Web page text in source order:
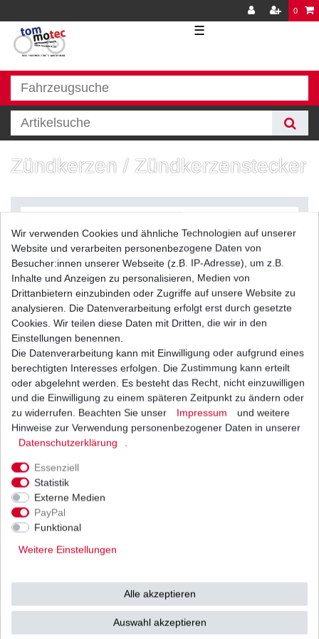
0
☰
Zündkerzen / Zündkerzenstecker
Filter
Zündkerze NGK CPR8E CPR 8 E
UVP 12,41 € 8,68 € *
1 Stück | 8,68 € / Stück
inkl. ges. MwSt. zzgl.
Versand
Ab einem Warenwert von
500 Euro versenden wir
53783 Eitorf (
unbedingt Termin
Wir verwenden Cookies und ähnliche Technologien auf unserer
Website und verarbeiten personenbezogene Daten von
Besucher:innen unserer Webseite (z.B. IP-Adresse), um z.B.
Inhalte und Anzeigen zu personalisieren, Medien von
Drittanbietern einzubinden oder Zugriffe auf unsere Website zu
analysieren. Die Datenverarbeitung erfolgt erst durch gesetzte
Cookies. Wir teilen diese Daten mit Dritten, die wir in den
Einstellungen benennen.
Die Datenverarbeitung kann mit Einwilligung oder aufgrund eines
berechtigten Interesses erfolgen. Die Zustimmung kann erteilt
oder abgelehnt werden. Es besteht das Recht, nicht einzuwilligen
und die Einwilligung zu einem späteren Zeitpunkt zu ändern oder
zu widerrufen. Beachten Sie unser
Impressum
und weitere
Hinweise zur Verwendung personenbezogener Daten in unserer
Daten­schutz­erklärung
Essenziell
Statistik
Externe Medien
PayPal
Funktional
Weitere Einstellungen
Alle akzeptieren
Auswahl akzeptieren